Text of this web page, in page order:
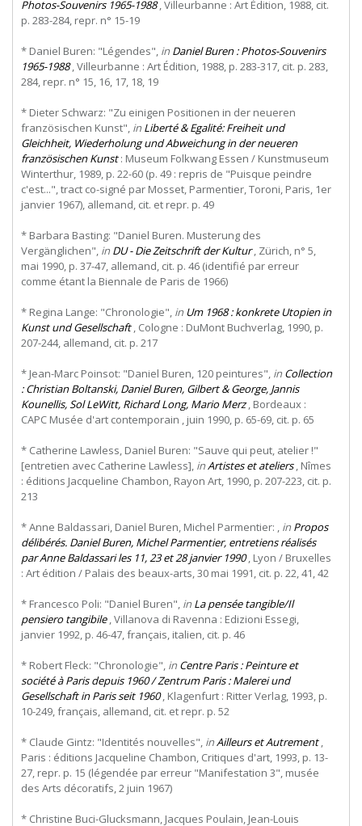
Photos-Souvenirs 1965-1988, Villeurbanne : Art Édition, 1988, cit.
p. 283-284, repr. n° 15-19
* Daniel Buren: "Légendes", in Daniel Buren : Photos-Souvenirs
1965-1988, Villeurbanne : Art Édition, 1988, p. 283-317, cit. p. 283,
284, repr. n° 15, 16, 17, 18, 19
* Dieter Schwarz: "Zu einigen Positionen in der neueren
französischen Kunst", in Liberté & Egalité: Freiheit und
Gleichheit, Wiederholung und Abweichung in der neueren
französischen Kunst: Museum Folkwang Essen / Kunstmuseum
Winterthur, 1989, p. 22-60 (p. 49 : repris de "Puisque peindre
c'est...", tract co-signé par Mosset, Parmentier, Toroni, Paris, 1er
janvier 1967), allemand, cit. et repr. p. 49
* Barbara Basting: "Daniel Buren. Musterung des
Vergänglichen", in DU - Die Zeitschrift der Kultur, Zürich, n° 5,
mai 1990, p. 37-47, allemand, cit. p. 46 (identifié par erreur
comme étant la Biennale de Paris de 1966)
* Regina Lange: "Chronologie", in Um 1968 : konkrete Utopien in
Kunst und Gesellschaft, Cologne : DuMont Buchverlag, 1990, p.
207-244, allemand, cit. p. 217
* Jean-Marc Poinsot: "Daniel Buren, 120 peintures", in Collection
: Christian Boltanski, Daniel Buren, Gilbert & George, Jannis
Kounellis, Sol LeWitt, Richard Long, Mario Merz, Bordeaux :
CAPC Musée d'art contemporain , juin 1990, p. 65-69, cit. p. 65
* Catherine Lawless, Daniel Buren: "Sauve qui peut, atelier !"
[entretien avec Catherine Lawless], inArtistes et ateliers, Nîmes
: éditions Jacqueline Chambon, Rayon Art, 1990, p. 207-223, cit. p.
213
* Anne Baldassari, Daniel Buren, Michel Parmentier: , in Propos
délibérés. Daniel Buren, Michel Parmentier, entretiens réalisés
par Anne Baldassari les 11, 23 et 28 janvier 1990, Lyon / Bruxelles
: Art édition / Palais des beaux-arts, 30 mai 1991, cit. p. 22, 41, 42
* Francesco Poli: "Daniel Buren", in La pensée tangible/Il
pensiero tangibile, Villanova di Ravenna : Edizioni Essegi,
janvier 1992, p. 46-47, français, italien, cit. p. 46
* Robert Fleck: "Chronologie", in Centre Paris : Peinture et
société à Paris depuis 1960 / Zentrum Paris : Malerei und
Gesellschaft in Paris seit 1960, Klagenfurt : Ritter Verlag, 1993, p.
10-249, français, allemand, cit. et repr. p. 52
* Claude Gintz: "Identités nouvelles", inAilleurs et Autrement,
Paris : éditions Jacqueline Chambon, Critiques d'art, 1993, p. 13-
27, repr. p. 15 (légendée par erreur "Manifestation 3", musée
des Arts décoratifs, 2 juin 1967)
* Christine Buci-Glucksmann, Jacques Poulain, Jean-Louis